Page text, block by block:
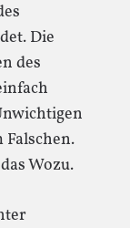
Die
des
Wozu.